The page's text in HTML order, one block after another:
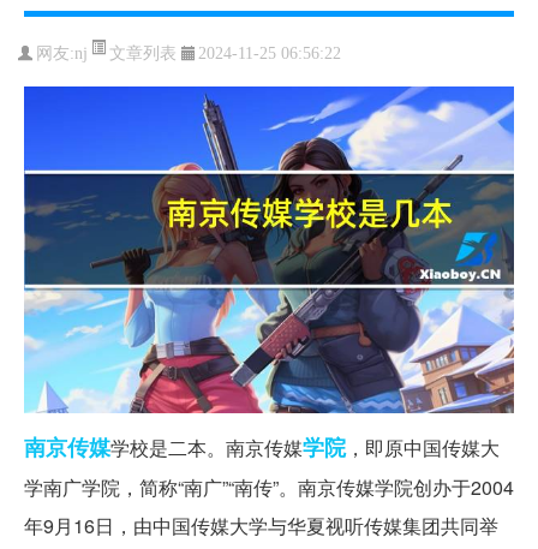
网友:nj 文章列表 2024-11-25 06:56:22
南京传媒学校是二本。南京传媒学院，即原中国传媒大
学南广学院，简称“南广”“南传”。南京传媒学院创办于2004
年9月16日，由中国传媒大学与华夏视听传媒集团共同举